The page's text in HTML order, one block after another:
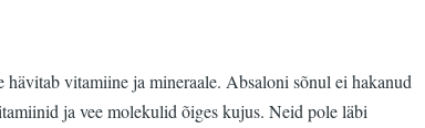
vitamiine ja mineraale. Absaloni sõnul ei hakanud
ja vee molekulid õiges kujus. Neid pole läbi